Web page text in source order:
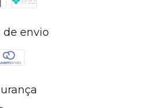
de envio